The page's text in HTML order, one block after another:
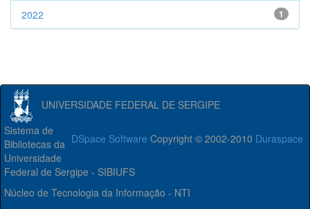
1
2022
UNIVERSIDADE FEDERAL DE SERGIPE
DSpace Software Copyright © 2002-2010 Duraspace
Sistema de
Bibliotecas da
Universidade
Federal de Sergipe - SIBIUFS
Núcleo de Tecnologia da Informação - NTI